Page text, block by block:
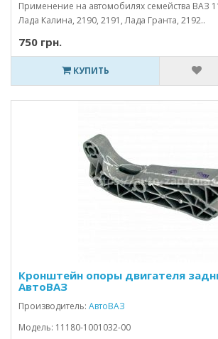
Применение на автомобилях семейства ВАЗ
Лада Калина, 2190, 2191, Лада Гранта, 2192..
750 грн.
КУПИТЬ
Кронштейн опоры двигателя
АвтоВАЗ
Производитель: АвтоВАЗ
Модель: 11180-1001032-00